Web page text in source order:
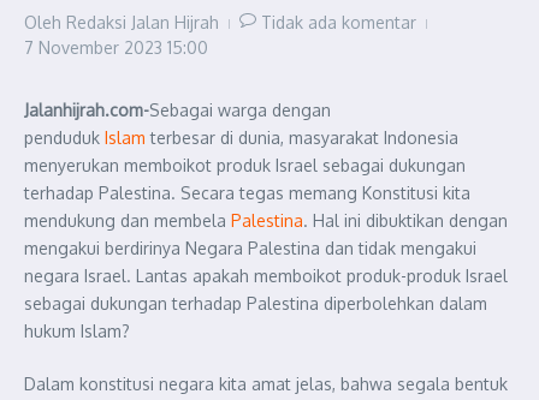
Oleh Redaksi Jalan Hijrah
Tidak ada komentar
7 November 2023 15:00
Jalanhijrah.com-Sebagai warga dengan
penduduk Islamterbesar di dunia, masyarakat Indonesia
menyerukan memboikot produk Israel sebagai dukungan
terhadap Palestina. Secara tegas memang Konstitusi kita
mendukung dan membela Palestina. Hal ini dibuktikan dengan
mengakui berdirinya Negara Palestina dan tidak mengakui
negara Israel. Lantas apakah memboikot produk-produk Israel
sebagai dukungan terhadap Palestina diperbolehkan dalam
hukum Islam?
Dalam konstitusi negara kita amat jelas, bahwa segala bentuk